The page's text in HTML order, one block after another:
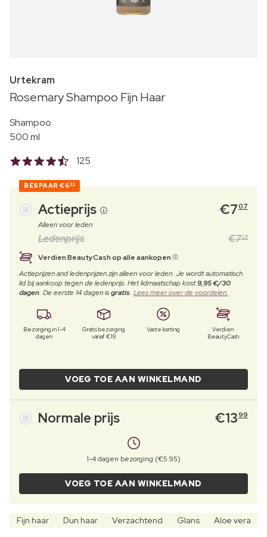
Urtekram
Rosemary Shampoo Fijn Haar
Shampoo
500 ml
125
BESPAAR €6 92
Actieprijs €707
Alleen voor leden
Ledenprijs €729
Verdien BeautyCash op alle aankopen
Actieprijzen and ledenprijzen zijn alleen voor leden. Je wordt automatisch
lid bij aankoop tegen de ledenprijs. Het lidmaatschap kost9,95 €/30
dagen. De eerste 14 dagen isgratis. Lees meer over de voordelen.
Bezorging in 1-4
dagen
Gratis bezorging
vanaf €19
Vaste korting
Verdien
BeautyCash
VOEG TOE AAN WINKELMAND
Normale prijs €1399
1-4 dagen bezorging (€5.95)
VOEG TOE AAN WINKELMAND
Fijn haar Dun haar Verzachtend Glans Aloe vera